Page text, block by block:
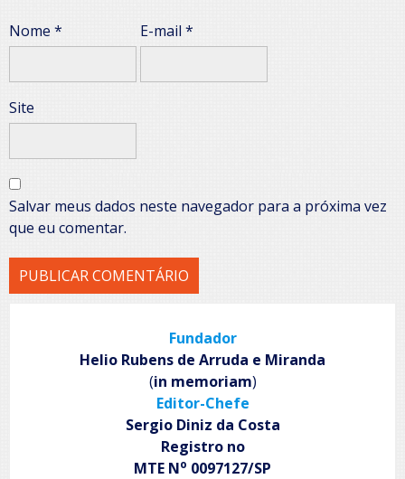
Nome* E-mail*
Site
Salvar meus dados neste navegador para a próxima vez
que eu comentar.
Fundador
Helio Rubens de Arruda e Miranda
(in memoriam)
Editor-Chefe
Sergio Diniz da Costa
Registro no
MTE No 0097127/SP